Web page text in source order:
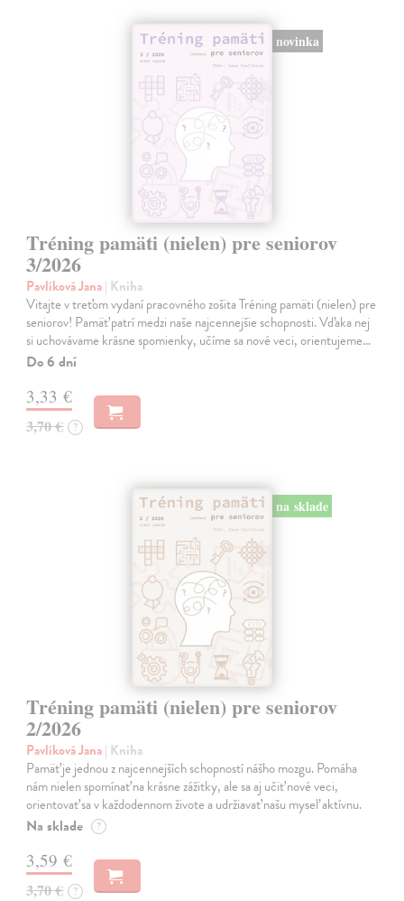
novinka
Tréning pamäti (nielen) pre seniorov
3/2026
Pavlíková Jana| Kniha
Vitajte v treťom vydaní pracovného zošita Tréning pamäti (nielen) pre
seniorov! Pamäť patrí medzi naše najcennejšie schopnosti. Vďaka nej
si uchovávame krásne spomienky, učíme sa nové veci, orientujeme…
Do 6 dní
3,33 €
3,70 € ?
na sklade
Tréning pamäti (nielen) pre seniorov
2/2026
Pavlíková Jana| Kniha
Pamäť je jednou z najcennejších schopností nášho mozgu. Pomáha
nám nielen spomínať na krásne zážitky, ale sa aj učiť nové veci,
orientovať sa v každodennom živote a udržiavať našu myseľ aktívnu.
Na sklade ?
3,59 €
3,70 € ?